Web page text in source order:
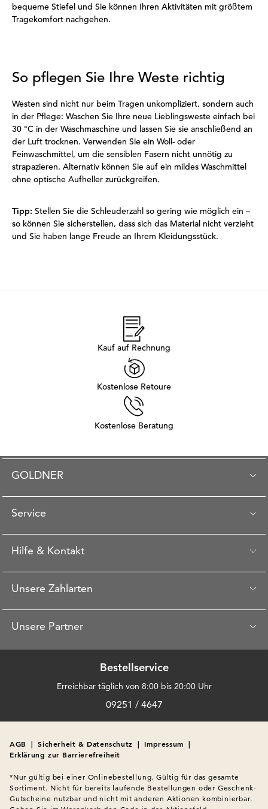
bequeme Stiefel und Sie können Ihren Aktivitäten mit größtem
Tragekomfort nachgehen.
So pflegen Sie Ihre Weste richtig
Westen sind nicht nur beim Tragen unkompliziert, sondern auch
in der Pflege: Waschen Sie Ihre neue Lieblingsweste einfach bei
30 °C in der Waschmaschine und lassen Sie sie anschließend an
der Luft trocknen. Verwenden Sie ein Woll- oder
Feinwaschmittel, um die sensiblen Fasern nicht unnötig zu
strapazieren. Alternativ können Sie auf ein mildes Waschmittel
ohne optische Aufheller zurückgreifen.
Tipp: Stellen Sie die Schleuderzahl so gering wie möglich ein –
so können Sie sicherstellen, dass sich das Material nicht verzieht
und Sie haben lange Freude an Ihrem Kleidungsstück.
Kauf auf Rechnung
Kostenlose Retoure
Kostenlose Beratung
GOLDNER
Service
Hilfe & Kontakt
Unsere Zahlarten
Unsere Partner
Bestellservice
Erreichbar täglich von 8:00 bis 20:00 Uhr
09251 / 4647
AGB | Sicherheit & Datenschutz | Impressum |
Erklärung zur Barrierefreiheit
*Nur gültig bei einer Onlinebestellung. Gültig für das gesamte
Sortiment. Nicht für bereits laufende Bestellungen oder Geschenk-
Gutscheine nutzbar und nicht mit anderen Aktionen kombinierbar.